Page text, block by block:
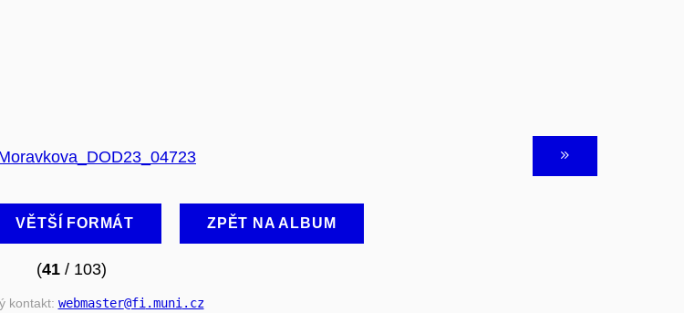
VĚTŠÍ FORMÁT ZPĚT NA ALBUM
(41/ 103)
kontakt: webmaster@fi .muni .cz